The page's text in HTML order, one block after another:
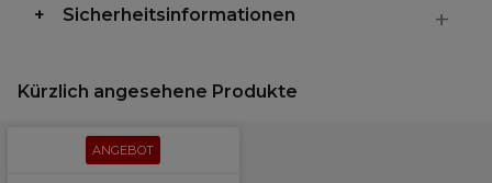
Sicherheitsinformationen
Kürzlich angesehene Produkte
ANGEBOT